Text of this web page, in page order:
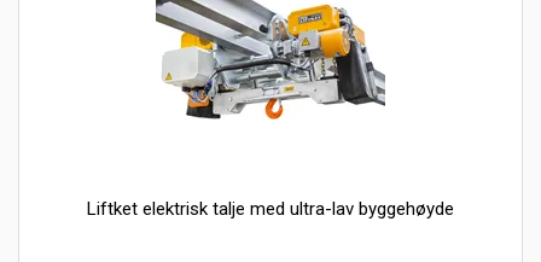
Liftket elektrisk talje med ultra-lav byggehøyde